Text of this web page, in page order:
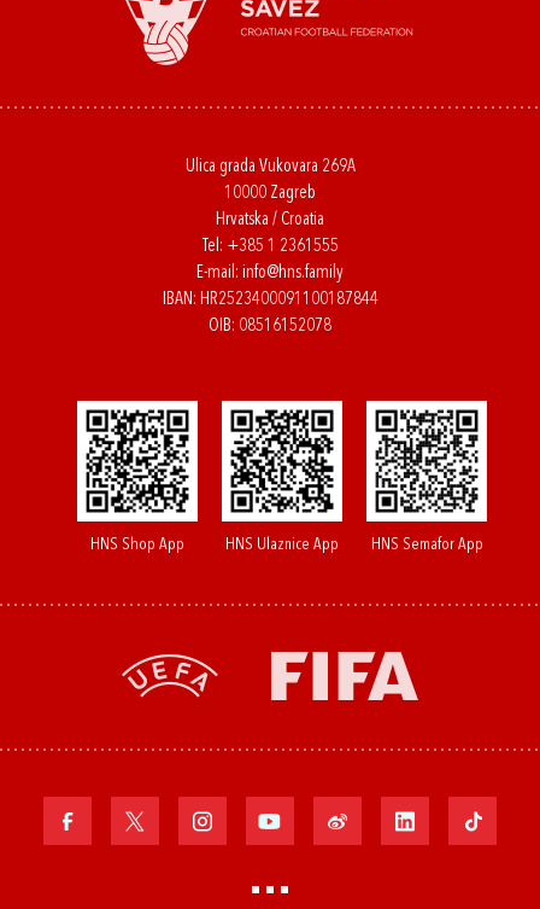
Ulica grada Vukovara 269A
10000 Zagreb
Hrvatska / Croatia
Tel: +385 1 2361555
E-mail: info@hns.family
IBAN: HR2523400091100187844
OIB: 08516152078
HNS Shop App HNS Ulaznice App HNS Semafor App